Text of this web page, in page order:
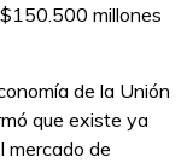
millones
de la Unión
que existe ya
mercado de